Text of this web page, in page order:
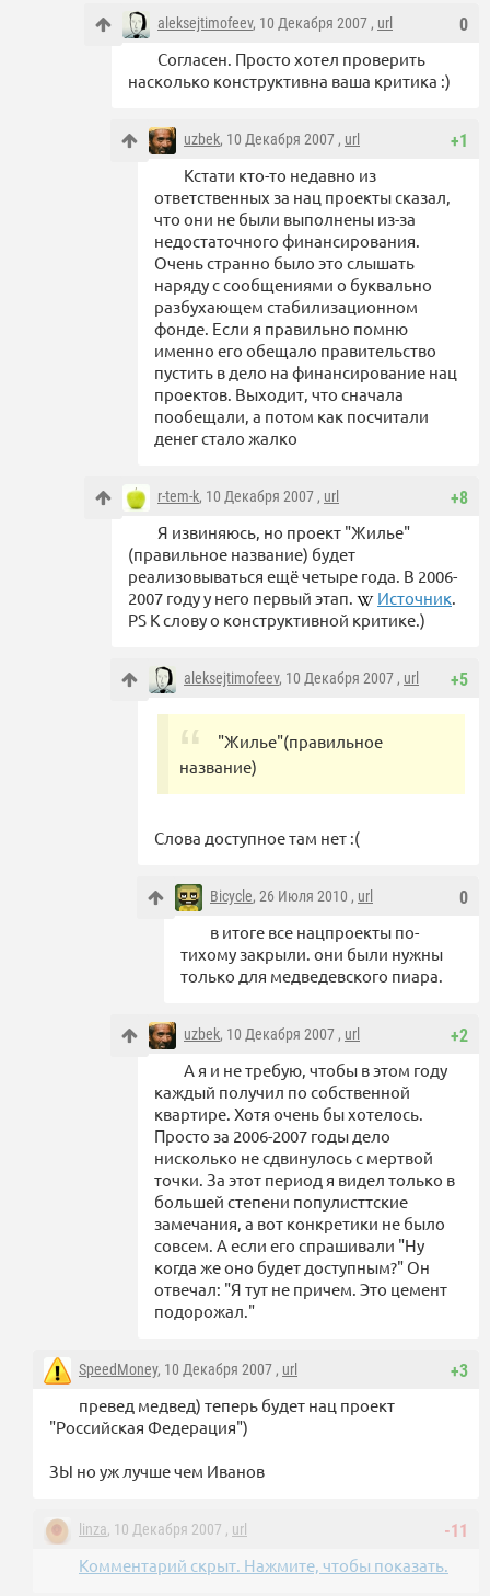
0
aleksejtimofeev, 10 Декабря 2007 , url
Согласен. Просто хотел проверить
насколько конструктивна ваша критика :)
+1
uzbek, 10 Декабря 2007 , url
Кстати кто-то недавно из
ответственных за нац проекты сказал,
что они не были выполнены из-за
недостаточного финансирования.
Очень странно было это слышать
наряду с сообщениями о буквально
разбухающем стабилизационном
фонде. Если я правильно помню
именно его обещало правительство
пустить в дело на финансирование нац
проектов. Выходит, что сначала
пообещали, а потом как посчитали
денег стало жалко
+8
r-tem-k, 10 Декабря 2007 , url
Я извиняюсь, но проект "Жилье"
(правильное название) будет
реализовываться ещё четыре года. В 2006-
2007 году у него первый этап.
Источник.
PS К слову о конструктивной критике.)
+5
aleksejtimofeev, 10 Декабря 2007 , url
"Жилье"(правильное
название)
Слова доступное там нет :(
0
Bicycle, 26 Июля 2010 , url
в итоге все нацпроекты по-
тихому закрыли. они были нужны
только для медведевского пиара.
+2
uzbek, 10 Декабря 2007 , url
А я и не требую, чтобы в этом году
каждый получил по собственной
квартире. Хотя очень бы хотелось.
Просто за 2006-2007 годы дело
нисколько не сдвинулось с мертвой
точки. За этот период я видел только в
большей степени популисттские
замечания, а вот конкретики не было
совсем. А если его спрашивали "Ну
когда же оно будет доступным?" Он
отвечал: "Я тут не причем. Это цемент
подорожал."
+3
SpeedMoney, 10 Декабря 2007 , url
превед медвед) теперь будет нац проект
"Российская Федерация")
ЗЫ но уж лучше чем Иванов
-11
linza, 10 Декабря 2007 , url
Комментарий скрыт. Нажмите, чтобы показать.